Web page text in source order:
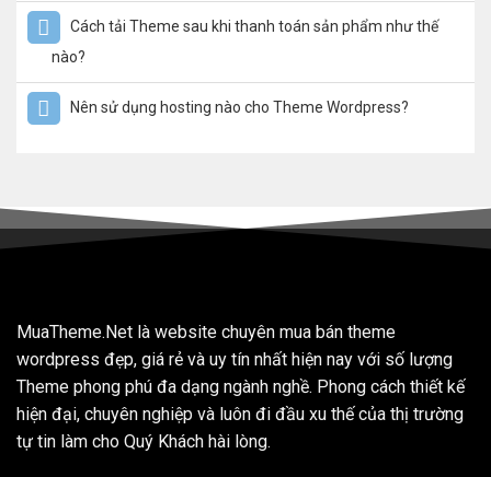
Cách tải Theme sau khi thanh toán sản phẩm như thế
nào?
Nên sử dụng hosting nào cho Theme Wordpress?
MuaTheme.Net là website chuyên mua bán theme
wordpress đẹp, giá rẻ và uy tín nhất hiện nay với số lượng
Theme phong phú đa dạng ngành nghề. Phong cách thiết kế
hiện đại, chuyên nghiệp và luôn đi đầu xu thế của thị trường
tự tin làm cho Quý Khách hài lòng.